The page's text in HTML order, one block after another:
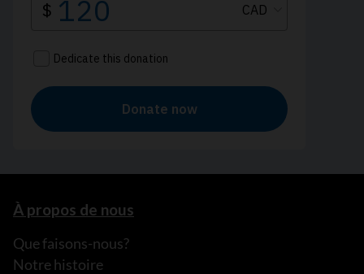
À propos de nous
Que faisons-nous?
Notre histoire